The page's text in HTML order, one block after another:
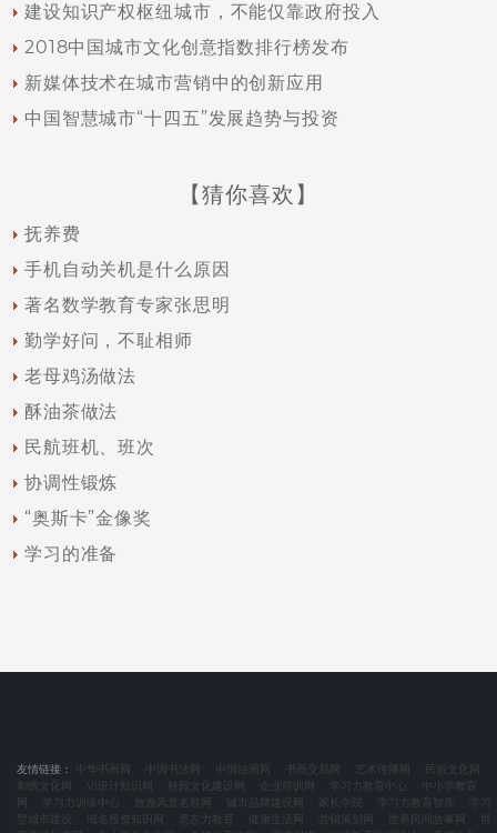
建设知识产权枢纽城市，不能仅靠政府投入
2018中国城市文化创意指数排行榜发布
新媒体技术在城市营销中的创新应用
中国智慧城市“十四五”发展趋势与投资
【猜你喜欢】
抚养费
手机自动关机是什么原因
著名数学教育专家张思明
勤学好问，不耻相师
老母鸡汤做法
酥油茶做法
民航班机、班次
协调性锻炼
“奥斯卡”金像奖
学习的准备
友情链接： 中华书画网 中国书法网 中国油画网 书画交易网 艺术传播网
民俗文化网
刺绣文化网
VI设计知识网 校园文化建设网 企业培训网 学习力教育中心
中小学教育
网
学习力训练中心 旅游风景名胜网 城市品牌建设网 家长学院 学习力教育智库
学习
型城市建设
域名投资知识网 意志力教育 健康生活网 营销策划网 世界民间故事网
世